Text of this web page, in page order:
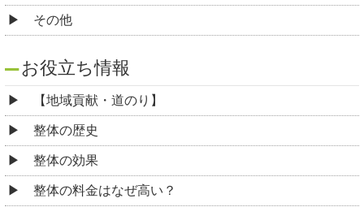
その他
お役立ち情報
【地域貢献・道のり】
整体の歴史
整体の効果
整体の料金はなぜ高い？